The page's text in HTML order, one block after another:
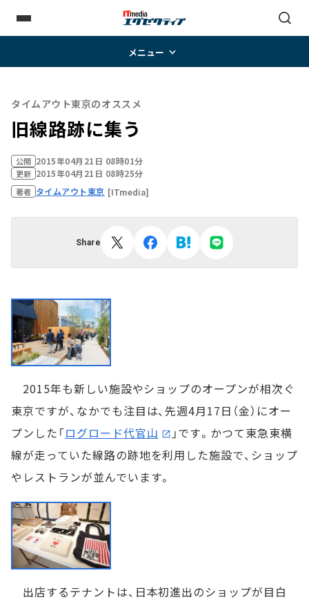
メニュー
タイムアウト東京のオススメ
旧線路跡に集う
公開 2015年04月21日 08時01分
更新 2015年04月21日 08時25分
著者 タイムアウト東京 [ITmedia]
Share
2015年も新しい施設やショップのオープンが相次ぐ
東京ですが、なかでも注目は、先週4月17日（金）にオー
プンした「ログロード代官山
」です。かつて東急東横
線が走っていた線路の跡地を利用した施設で、ショップ
やレストランが並んでいます。
出店するテナントは、日本初進出のショップが目白